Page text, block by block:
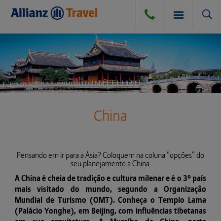
SEGURO VIAGEM
SEGURO VIAGEM MARÍTIMO
CANCELAMENTO POR DIVERSAS CAUSAS
DÚVIDAS E DICAS
PERGUNTAS FREQUENTES
ATENDIMENTO
China
Pensando em ir para a Ásia? Coloquem na coluna “opções” do
seu planejamento a China.
A China é cheia de tradição e cultura milenar e é o 3º país
mais visitado do mundo, segundo a Organização
Mundial de Turismo (OMT). Conheça o Templo Lama
(Palácio Yonghe), em Beijing, com influências tibetanas